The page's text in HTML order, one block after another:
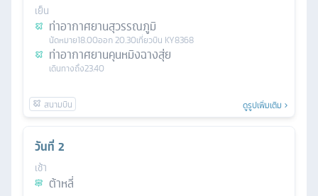
เย็น
ท่าอากาศยานสุวรรณภูมิ
นัดหมาย18.00ออก20.30เที่ยวบิน KY8368
ท่าอากาศยานคุนหมิงฉางสุ่ย
เดินทางถึง23.40
ดูรูปเพิ่มเติม
วันที่ 2
เช้า
ต้าหลี่